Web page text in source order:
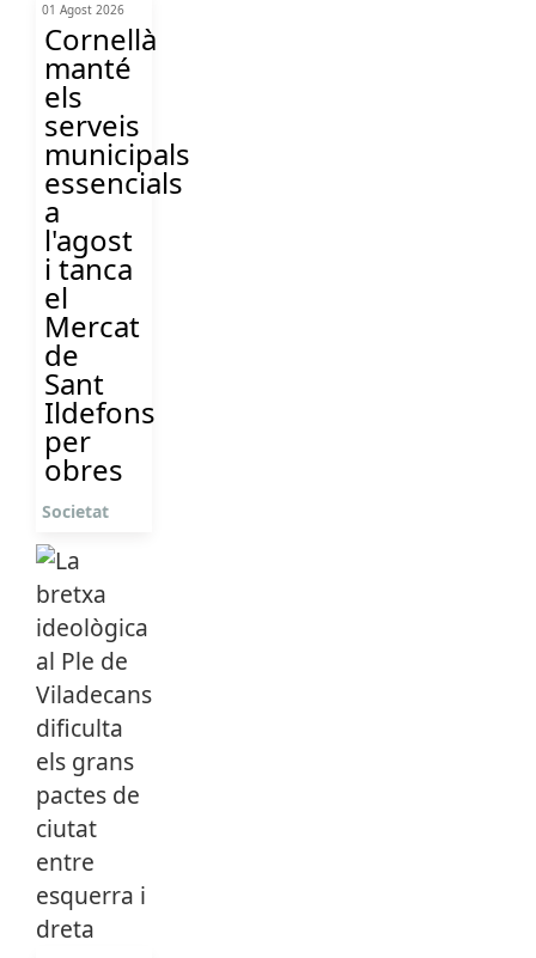
01 Agost 2026
Cornellà
manté
els
serveis
municipals
essencials
a
l'agost
i tanca
el
Mercat
de
Sant
Ildefons
per
obres
Societat